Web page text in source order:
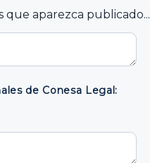
que aparezca publicado...
de Conesa Legal: